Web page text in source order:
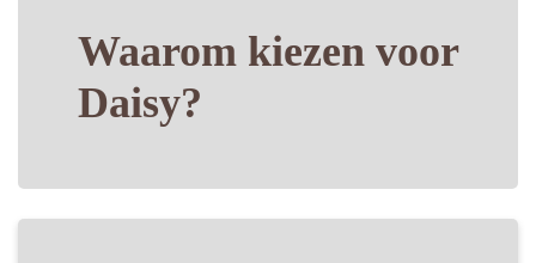
Waarom kiezen voor
Daisy?